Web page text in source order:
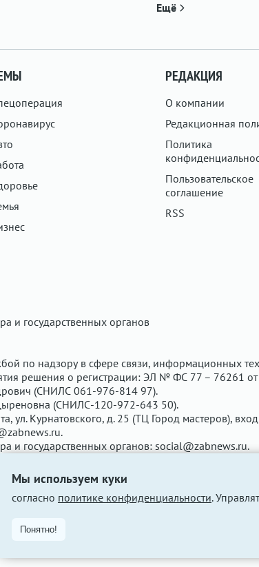
Мы используем куки
согласно политике конфиденциальности.
Понятно!
Ещё
РЕДАКЦИЯ
О компании
Редакционная
Политика
Пользовательское
соглашение
RSS
и государственных органов
по надзору в сфере связи, информационных
решения о регистрации: ЭЛ № ФС 77 – 76261 от
(СНИЛС 061-976-814 97).
(СНИЛС-120-972-643 50).
ул. Курнатовского, д. 25 (ТЦ Город мастеров),
.
и государственных органов: social@zabnews.ru.
оплачены рекламодателем. Редакция